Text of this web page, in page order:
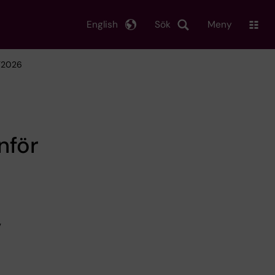
Sök
English Meny